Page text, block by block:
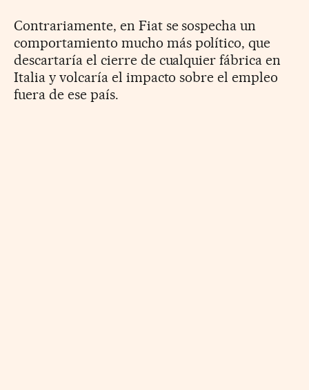
Contrariamente, en Fiat se sospecha un
comportamiento mucho más político, que
descartaría el cierre de cualquier fábrica en
Italia y volcaría el impacto sobre el empleo
fuera de ese país.